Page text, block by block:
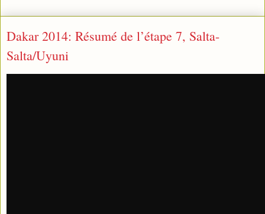
Dakar 2014: Résumé de l’étape 7, Salta-
Salta/Uyuni